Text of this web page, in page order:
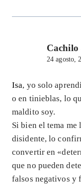
Cachilo
24 agosto,
Isa, yo solo
o en tinieblas, lo
maldito soy.
Si bien el tema
disidente, lo
convertir en
que no pueden
falsos negativos y